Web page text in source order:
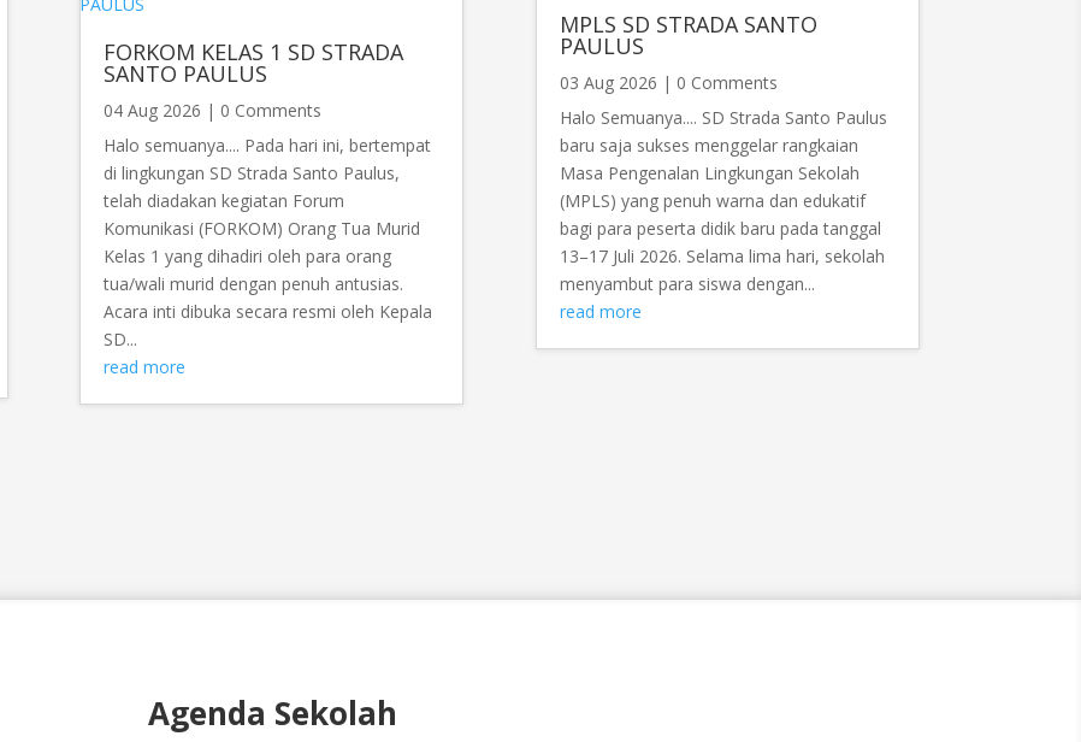
FORKOM KELAS 1 SD STRADA
SANTO PAULUS
04 Aug 2026 | 0 Comments
Halo semuanya.... Pada hari ini, bertempat
di lingkungan SD Strada Santo Paulus,
telah diadakan kegiatan Forum
Komunikasi (FORKOM) Orang Tua Murid
Kelas 1 yang dihadiri oleh para orang
tua/wali murid dengan penuh antusias.
Acara inti dibuka secara resmi oleh Kepala
SD...
read more
MPLS SD STRADA SANTO
PAULUS
03 Aug 2026 | 0 Comments
Halo Semuanya.... SD Strada Santo Paulus
baru saja sukses menggelar rangkaian
Masa Pengenalan Lingkungan Sekolah
(MPLS) yang penuh warna dan edukatif
bagi para peserta didik baru pada tanggal
13–17 Juli 2026. Selama lima hari, sekolah
menyambut para siswa dengan...
read more
Agenda Sekolah